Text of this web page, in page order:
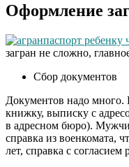
Оформление
загран не сложно,
Сбор документов
Документов надо
книжку, выписку с
в адресном бюро).
справка из военкомата,
лет, справка с